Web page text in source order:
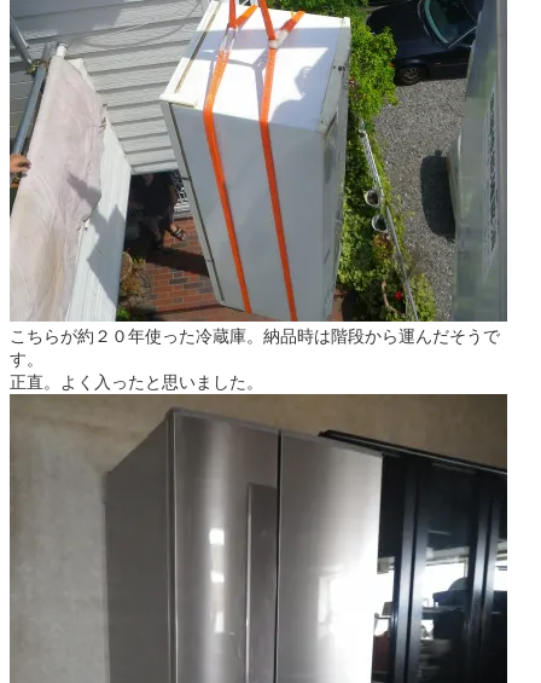
こちらが約２０年使った冷蔵庫。納品時は階段から運んだそうで
す。
正直。よく入ったと思いました。